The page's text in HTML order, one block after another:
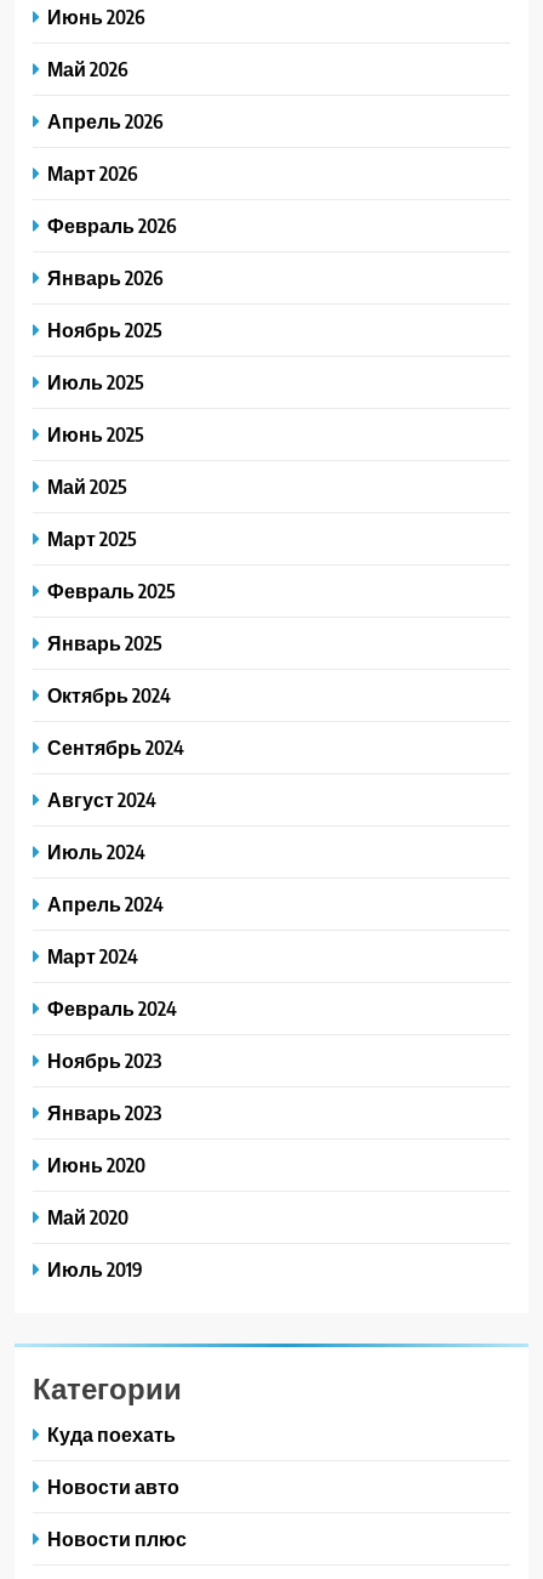
Июнь 2026
Май 2026
Апрель 2026
Март 2026
Февраль 2026
Январь 2026
Ноябрь 2025
Июль 2025
Июнь 2025
Май 2025
Март 2025
Февраль 2025
Январь 2025
Октябрь 2024
Сентябрь 2024
Август 2024
Июль 2024
Апрель 2024
Март 2024
Февраль 2024
Ноябрь 2023
Январь 2023
Июнь 2020
Май 2020
Июль 2019
Категории
Куда поехать
Новости авто
Новости плюс